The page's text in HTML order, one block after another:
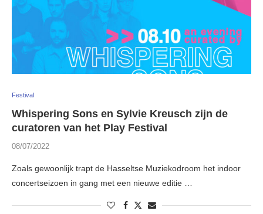
Festival
Whispering Sons en Sylvie Kreusch zijn de
curatoren van het Play Festival
08/07/2022
Zoals gewoonlijk trapt de Hasseltse Muziekodroom het indoor
concertseizoen in gang met een nieuwe editie …